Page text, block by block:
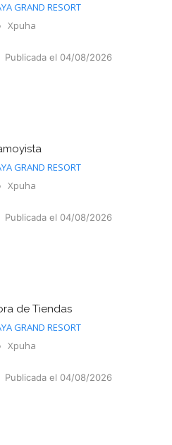
GRAND RESORT
Xpuha
Publicada el 04/08/2026
GRAND RESORT
Xpuha
Publicada el 04/08/2026
de Tiendas
GRAND RESORT
Xpuha
Publicada el 04/08/2026